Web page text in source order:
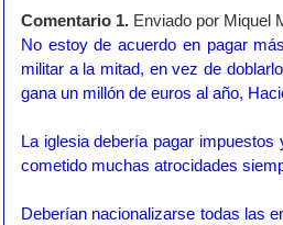
Comentario 1. Enviado por Miquel
No estoy de acuerdo en pagar
militar a la mitad, en vez de
gana un millón de euros al año,
La iglesia debería pagar
cometido muchas atrocidades
Deberían nacionalizarse todas las